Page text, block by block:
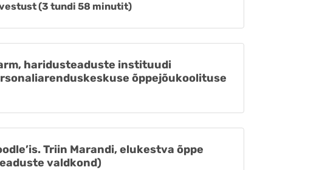
(3 tundi 58 minutit)
haridusteaduste instituudi
õppejõukoolituse
Triin Marandi, elukestva õppe
valdkond)